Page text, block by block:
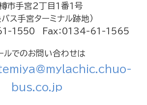
市手宮２丁目１番１号
バス手宮ターミナル跡地）
1550
Fax：0134-61-1565
ルでのお問い合わせは
bus.co.jp